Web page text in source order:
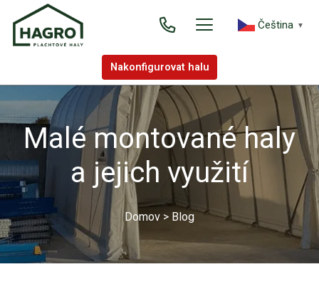
Čeština‎ ▼
Nakonfigurovat halu
Malé montované haly
a jejich využití
Domov > Blog